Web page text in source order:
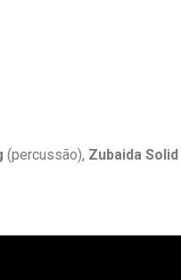
(percussão), Zubaida Solid